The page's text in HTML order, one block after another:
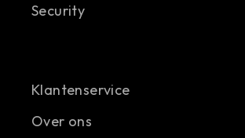
Security
Klantenservice
Over ons